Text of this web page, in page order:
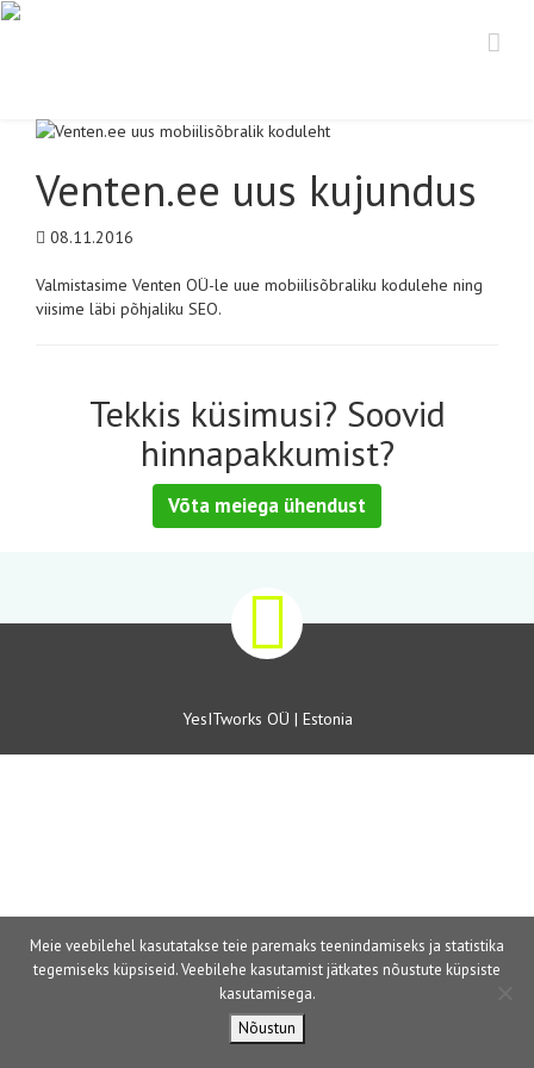
Venten.ee uus kujundus
08.11.2016
Valmistasime Venten OÜ-le uue mobiilisõbraliku kodulehe ning
viisime läbi põhjaliku SEO.
Tekkis küsimusi? Soovid
hinnapakkumist?
Võta meiega ühendust
YesITworks OÜ | Estonia
Meie veebilehel kasutatakse teie paremaks teenindamiseks ja statistika
tegemiseks küpsiseid. Veebilehe kasutamist jätkates nõustute küpsiste
kasutamisega.
Nõustun